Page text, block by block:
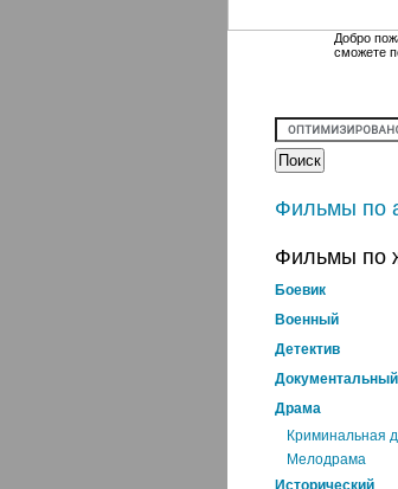
Добро
сможете
Фильмы по
Фильмы по
Боевик
Военный
Детектив
Документальный
Драма
Криминальная
Мелодрама
Исторический